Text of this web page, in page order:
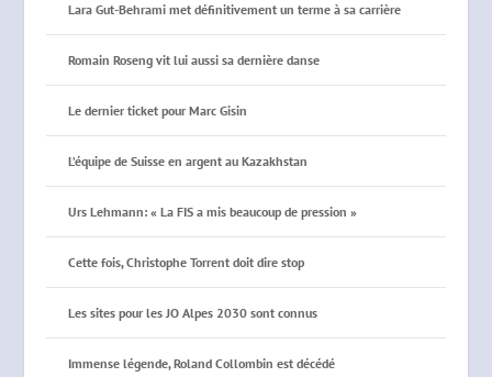
Lara Gut-Behrami met définitivement un terme à sa carrière
Romain Roseng vit lui aussi sa dernière danse
Le dernier ticket pour Marc Gisin
L’équipe de Suisse en argent au Kazakhstan
Urs Lehmann: « La FIS a mis beaucoup de pression »
Cette fois, Christophe Torrent doit dire stop
Les sites pour les JO Alpes 2030 sont connus
Immense légende, Roland Collombin est décédé